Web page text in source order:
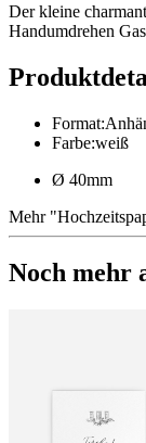
Der kleine
Handumdrehen
Format:
Farbe:weiß
Ø 40mm
Mehr"
Noch mehr